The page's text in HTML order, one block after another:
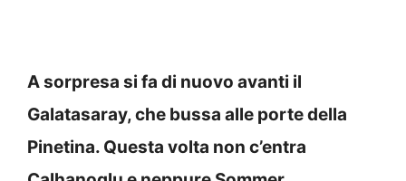
A sorpresa si fa di nuovo avanti il
Galatasaray, che bussa alle porte della
Pinetina. Questa volta non c’entra